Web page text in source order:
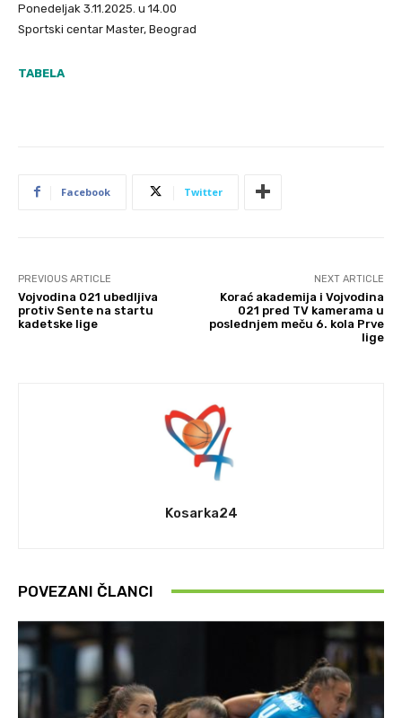
Ponedeljak 3.11.2025. u 14.00
Sportski centar Master, Beograd
TABELA
Facebook Twitter
PREVIOUS ARTICLE
Vojvodina 021 ubedljiva
protiv Sente na startu
kadetske lige
NEXT ARTICLE
Korać akademija i Vojvodina
021 pred TV kamerama u
poslednjem meču 6. kola Prve
lige
Kosarka24
POVEZANI ČLANCI